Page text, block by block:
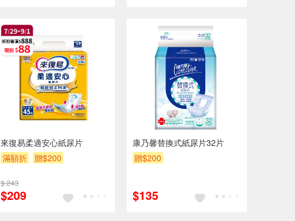
來復易柔適安心紙尿片
滿額折
贈$200
$ 243
$209
康乃馨替換式紙尿片32片
贈$200
$135